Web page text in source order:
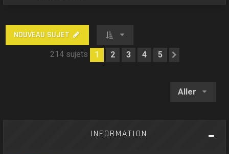
NOUVEAU SUJET
214 sujets 1 2 3 4 5
Aller
INFORMATION